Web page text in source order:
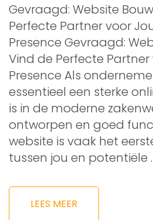
Gevraagd: Website
Perfecte Partner voor
Presence Gevraagd:
Vind de Perfecte
Presence Als
essentieel een sterke
is in de moderne
ontworpen en goed
website is vaak het
tussen jou en potentiële
LEES MEER